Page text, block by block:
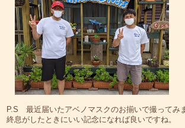
P.S 最近届いたアベノマスクのお揃いで撮ってみ
終息がしたときにいい記念になれば良いですね。